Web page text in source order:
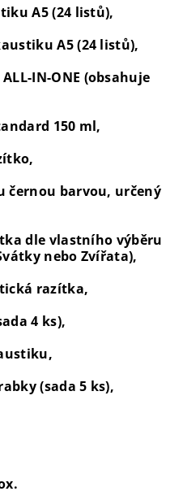
A5 (24 listů),
A5 (24 listů),
IN-ONE (obsahuje
150 ml,
černou barvou, určený
dle vlastního výběru
nebo Zvířata),
razítka,
4 ks),
(sada 5 ks),